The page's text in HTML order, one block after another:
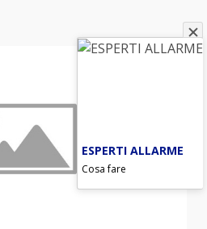
ESPERTI ALLARME
Cosa fare